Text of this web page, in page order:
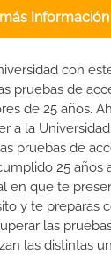
Información
con
pruebas de
de 25 años.
a la
pruebas de
25 años
en que te
y te preparas
las
las distintas